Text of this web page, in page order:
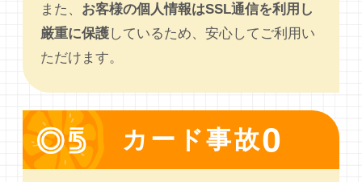
また、 お客様の個人情報はSSL通信を利用し
厳重に保護しているため、安心してご利用い
ただけます。
カード事故0